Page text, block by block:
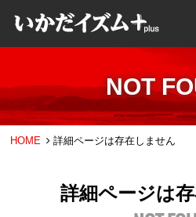
NOT
HOME 詳細ページは存在しません
詳細ページは